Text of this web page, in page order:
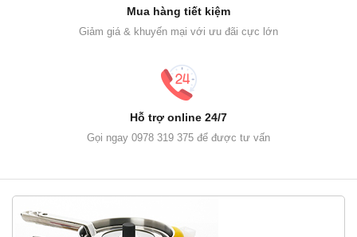
Mua hàng tiết kiệm
Giảm giá & khuyến mại với ưu đãi cực lớn
Hỗ trợ online 24/7
Gọi ngay 0978 319 375 để được tư vấn